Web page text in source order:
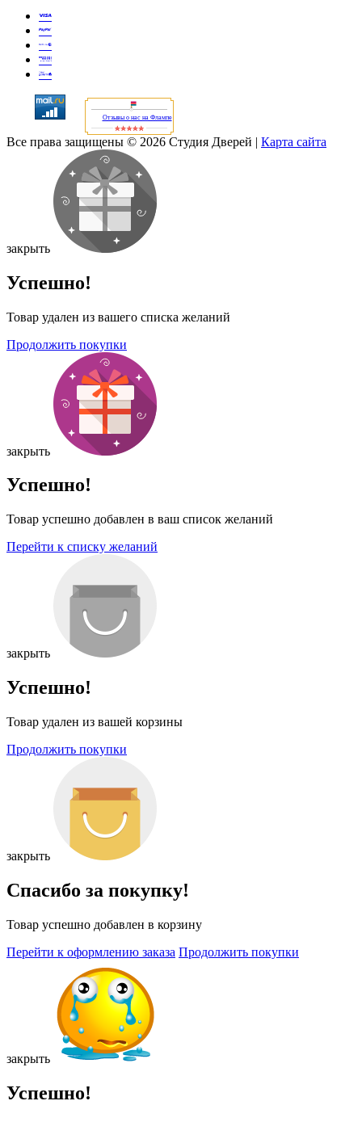
Отзывы о нас на Флампе
Все права защищены © 2026 Студия Дверей | Карта сайта
закрыть
Успешно!
Товар удален из вашего списка желаний
Продолжить покупки
закрыть
Успешно!
Товар успешно добавлен в ваш список желаний
Перейти к списку желаний
закрыть
Успешно!
Товар удален из вашей корзины
Продолжить покупки
закрыть
Спасибо за покупку!
Товар успешно добавлен в корзину
Перейти к оформлению заказа Продолжить покупки
закрыть
Успешно!